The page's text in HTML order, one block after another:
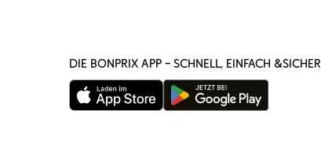
DIE BONPRIX APP – SCHNELL, EINFACH &SICHER